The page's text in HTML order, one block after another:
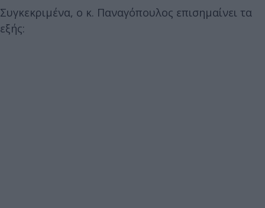
Συγκεκριμένα, ο κ. Παναγόπουλος επισημαίνει τα
εξής: